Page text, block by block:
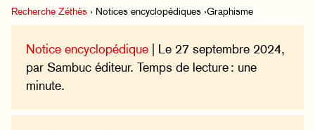
Recherche Zéthès › Notices encyclopédiques ›Graphisme
Notice encyclopédique | Le 27 septembre 2024,
par Sambuc éditeur. Temps de lecture : une
minute.